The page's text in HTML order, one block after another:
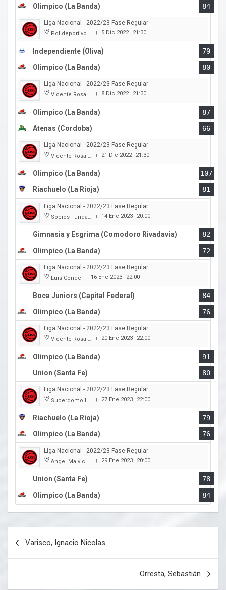
Olimpico (La Banda) 84
Liga Nacional - 2022/23 Fase Regular
Polideportivo Independiente | 5 Dic 2022 21:30
Independiente (Oliva)
79
Olimpico (La Banda)
80
Liga Nacional - 2022/23 Fase Regular
Vicente Rosales | 8 Dic 2022 21:30
Olimpico (La Banda)
87
Atenas (Cordoba)
66
Liga Nacional - 2022/23 Fase Regular
Vicente Rosales | 21 Dic 2022 21:30
Olimpico (La Banda)
107
Riachuelo (La Rioja)
81
Liga Nacional - 2022/23 Fase Regular
Socios Fundadores | 14 Ene 2023 20:00
Gimnasia y Esgrima (Comodoro Rivadavia)
82
Olimpico (La Banda)
72
Liga Nacional - 2022/23 Fase Regular
Luis Conde | 16 Ene 2023 22:00
Boca Juniors (Capital Federal)
84
Olimpico (La Banda)
76
Liga Nacional - 2022/23 Fase Regular
Vicente Rosales | 20 Ene 2023 22:00
Olimpico (La Banda)
91
Union (Santa Fe)
80
Liga Nacional - 2022/23 Fase Regular
Superdomo La Rioja | 27 Ene 2023 22:00
Riachuelo (La Rioja)
79
Olimpico (La Banda)
76
Liga Nacional - 2022/23 Fase Regular
Angel Malvicino | 29 Ene 2023 20:00
Union (Santa Fe)
78
Olimpico (La Banda)
84
Varisco, Ignacio Nicolas
Orresta, Sebastián